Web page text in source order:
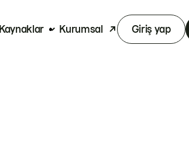
Kaynaklar Kurumsal Giriş yap